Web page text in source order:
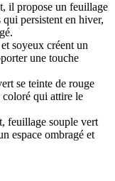
il propose un feuillage
qui persistent en hiver,
soyeux créent un
une touche
se teinte de rouge
qui attire le
feuillage souple vert
espace ombragé et